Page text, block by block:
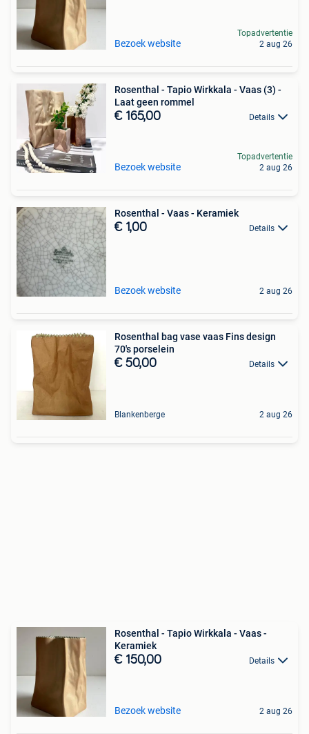
Bezoek website
Topadvertentie
2 aug 26
Rosenthal - Tapio Wirkkala - Vaas (3) -
Laat geen rommel
€ 165,00 Details
Bezoek website
Topadvertentie
2 aug 26
Rosenthal - Vaas - Keramiek
€ 1,00 Details
Bezoek website 2 aug 26
Rosenthal bag vase vaas Fins design
70's porselein
€ 50,00 Details
Blankenberge 2 aug 26
Rosenthal - Tapio Wirkkala - Vaas -
Keramiek
€ 150,00 Details
Bezoek website 2 aug 26